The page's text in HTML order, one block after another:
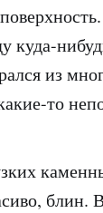
куда-
из
то
блин.